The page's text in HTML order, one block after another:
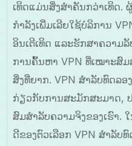
ເທິດແມ່ນສິ່ງສຳຄັນກວ່າເທິດ.
ກຳລັງເພີ່ມເລີຍໃຊ້ບໍລິການ
ອິນເຕີເທິດ ແລະຮັກສາຄວາມ
ການຄົ້ນຫາ VPN ທີ່ເໝາະສົມ
ສິ່ງທີ່ຍາກ. VPN ສໍາລັບທົດລອ
ກ່ຽວກັບການສະມັກສະມາດ,
ສົມສໍາລັບຄວາມຈິງຂອງເຮົາ.
ດີຂອງຕົວເລືອກ VPN ສໍາລັບ